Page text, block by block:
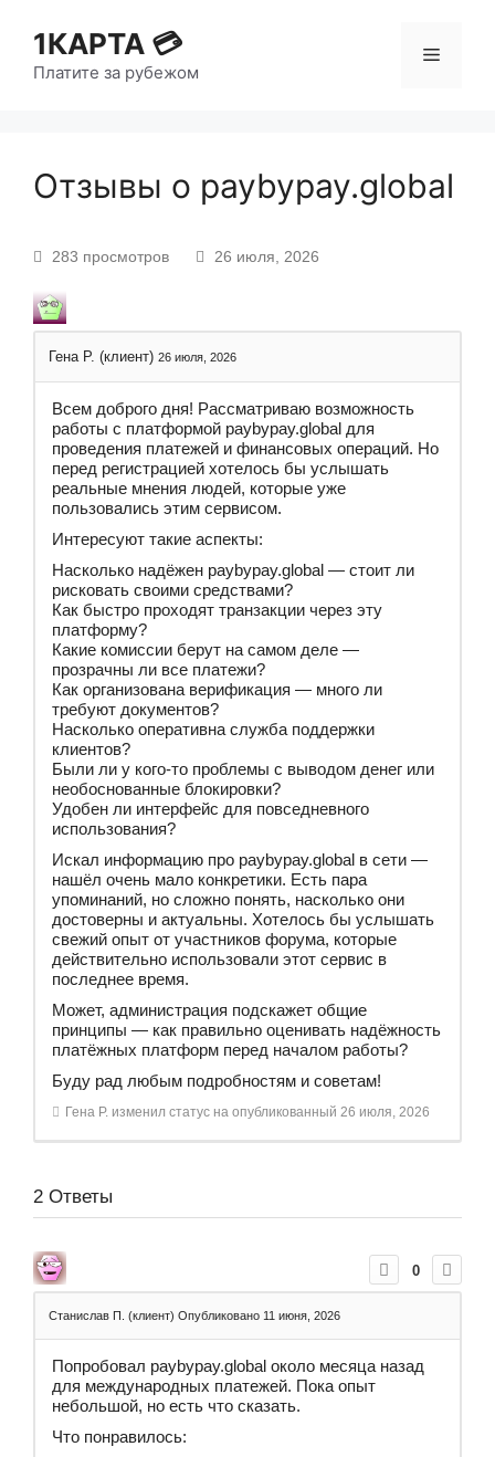
1КАРТА 💳
Платите за рубежом
Отзывы о paybypay.global
283 просмотров 26 июля, 2026
Гена Р. (клиент) 26 июля, 2026
Всем доброго дня! Рассматриваю возможность
работы с платформой paybypay.global для
проведения платежей и финансовых операций. Но
перед регистрацией хотелось бы услышать
реальные мнения людей, которые уже
пользовались этим сервисом.
Интересуют такие аспекты:
Насколько надёжен paybypay.global — стоит ли
рисковать своими средствами?
Как быстро проходят транзакции через эту
платформу?
Какие комиссии берут на самом деле —
прозрачны ли все платежи?
Как организована верификация — много ли
требуют документов?
Насколько оперативна служба поддержки
клиентов?
Были ли у кого-то проблемы с выводом денег или
необоснованные блокировки?
Удобен ли интерфейс для повседневного
использования?
Искал информацию про paybypay.global в сети —
нашёл очень мало конкретики. Есть пара
упоминаний, но сложно понять, насколько они
достоверны и актуальны. Хотелось бы услышать
свежий опыт от участников форума, которые
действительно использовали этот сервис в
последнее время.
Может, администрация подскажет общие
принципы — как правильно оценивать надёжность
платёжных платформ перед началом работы?
Буду рад любым подробностям и советам!
Гена Р. изменил статус на опубликованный 26 июля, 2026
2 Ответы
0
Станислав П. (клиент) Опубликовано 11 июня, 2026
Попробовал paybypay.global около месяца назад
для международных платежей. Пока опыт
небольшой, но есть что сказать.
Что понравилось: